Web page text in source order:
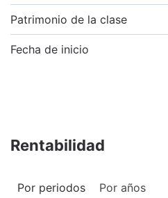
Patrimonio de la clase
Fecha de inicio
Rentabilidad
Por periodos Por años